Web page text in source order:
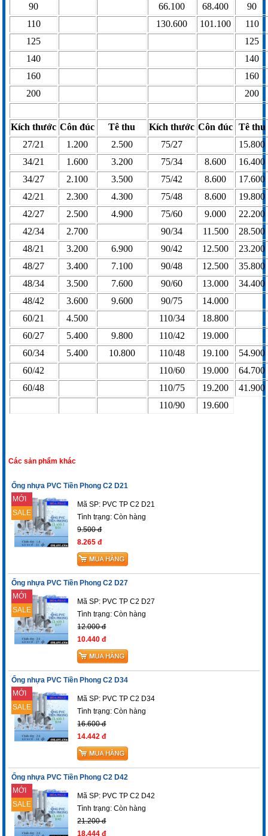
90
66.100 68.400
90
110
130.600 101.100
110
125
125
140
140
160
160
200
200
Kích thước Côn đúc Tê thu Kích thước Côn đúc Tê thu
27/21
1.200 2.500 75/27
15.800
34/21
1.600 3.200 75/34 8.600
16.400
34/27
2.100 3.500 75/42 8.600
17.600
42/21
2.300 4.300 75/48 8.600
19.800
42/27
2.500 4.900 75/60 9.000
22.200
42/34
2.700 90/34 11.500
28.500
48/21
3.200 6.900 90/42 12.500
23.200
48/27
3.400 7.100 90/48 12.500
35.800
48/34
3.500 7.600 90/60 13.000
34.400
48/42
3.600 9.600 90/75
14.000
60/21
4.500 110/34
18.800
60/27
5.400 9.800 110/42
19.000
60/34
5.400 10.800 110/48 19.100
54.900
60/42
110/60 19.000
64.700
60/48
110/75 19.200
41.900
110/90
19.600
Các sản phẩm khác
Ống nhựa PVC Tiền Phong C2 D21
MỚI
SALE
Mã SP: PVC TP C2 D21
Tình trạng:Còn hàng
9.500 đ
8.265 đ
Ống nhựa PVC Tiền Phong C2 D27
MỚI
SALE
Mã SP: PVC TP C2 D27
Tình trạng:Còn hàng
12.000 đ
10.440 đ
Ống nhựa PVC Tiền Phong C2 D34
MỚI
SALE
Mã SP: PVC TP C2 D34
Tình trạng:Còn hàng
16.600 đ
14.442 đ
Ống nhựa PVC Tiền Phong C2 D42
MỚI
SALE
Mã SP: PVC TP C2 D42
Tình trạng:Còn hàng
21.200 đ
18.444 đ